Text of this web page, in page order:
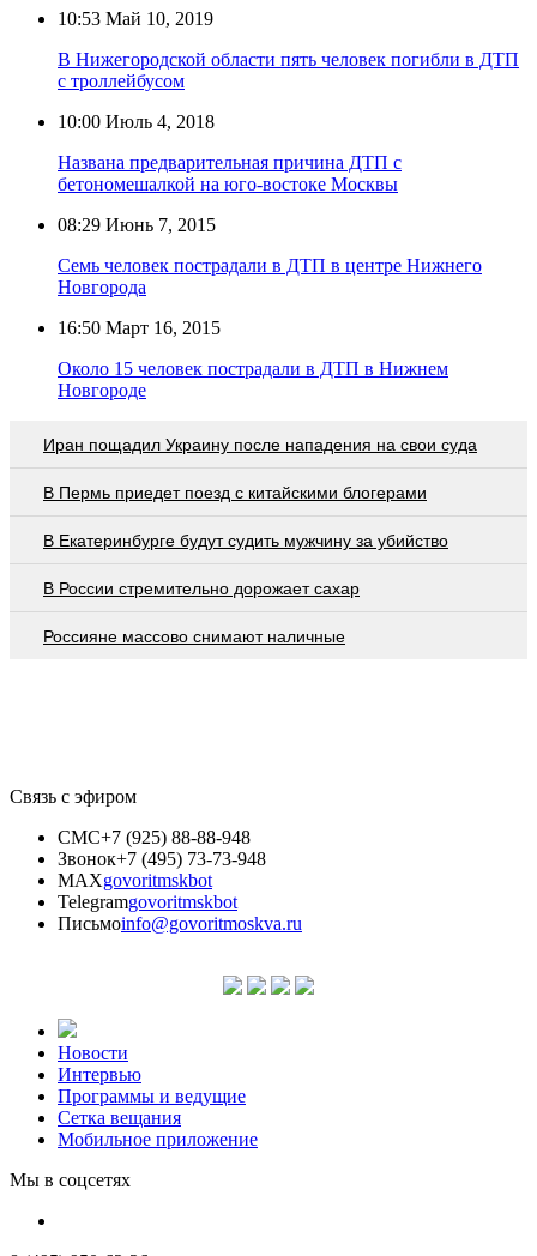
10:53 Май 10, 2019
В Нижегородской области пять человек погибли в ДТП
с троллейбусом
10:00 Июль 4, 2018
Названа предварительная причина ДТП с
бетономешалкой на юго-востоке Москвы
08:29 Июнь 7, 2015
Семь человек пострадали в ДТП в центре Нижнего
Новгорода
16:50 Март 16, 2015
Около 15 человек пострадали в ДТП в Нижнем
Новгороде
Иран пощадил Украину после нападения на свои суда
В Пермь приедет поезд с китайскими блогерами
В Екатеринбурге будут судить мужчину за убийство
В России стремительно дорожает сахар
Россияне массово снимают наличные
Связь с эфиром
СМС+7 (925) 88-88-948
Звонок+7 (495) 73-73-948
MAXgovoritmskbot
Telegramgovoritmskbot
Письмоinfo@govoritmoskva.ru
Новости
Интервью
Программы и ведущие
Сетка вещания
Мобильное приложение
Мы в соцсетях